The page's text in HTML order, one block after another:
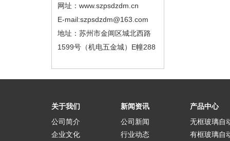
网址：www.szpsdzdm.cn
E-mail:szpsdzdm@163.com
地址：苏州市金阊区城北西路
1599号（机电五金城）E幢288
关于我们
公司简介
企业文化
新闻资讯
公司新闻
行业动态
产品中心
无框玻璃自
有框玻璃自